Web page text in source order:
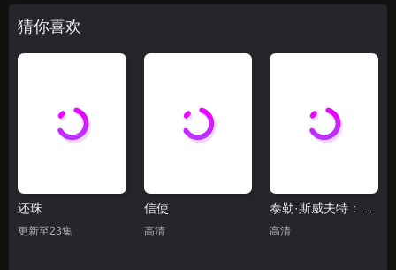
猜你喜欢
还珠
更新至23集
信使
高清
泰勒·斯威夫特：歌舞女郎的官方发布会(抢先版)
高清